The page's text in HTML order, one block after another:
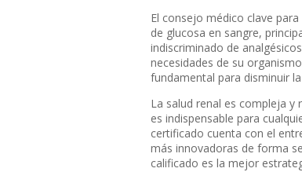
El consejo médico clave
de glucosa en sangre,
indiscriminado de
necesidades de su
fundamental para disminuir
La salud renal es compleja y
es indispensable para
certificado cuenta con el
más innovadoras de forma
calificado es la mejor